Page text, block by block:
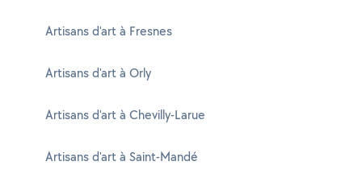
Artisans d'art à Fresnes
Artisans d'art à Orly
Artisans d'art à Chevilly-Larue
Artisans d'art à Saint-Mandé